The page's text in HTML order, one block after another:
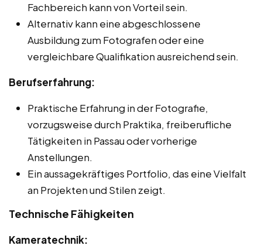
Fachbereich kann von Vorteil sein.
Alternativ kann eine abgeschlossene
Ausbildung zum Fotografen oder eine
vergleichbare Qualifikation ausreichend sein.
Berufserfahrung:
Praktische Erfahrung in der Fotografie,
vorzugsweise durch Praktika, freiberufliche
Tätigkeiten in Passau oder vorherige
Anstellungen.
Ein aussagekräftiges Portfolio, das eine Vielfalt
an Projekten und Stilen zeigt.
Technische Fähigkeiten
Kameratechnik: